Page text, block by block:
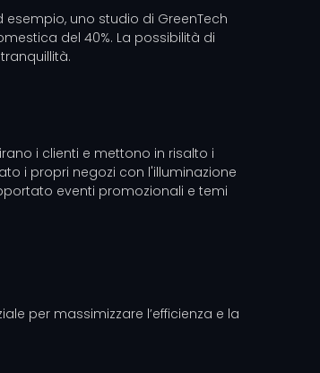
uno studio di GreenTech
del 40%. La possibilità di
i clienti e mettono in risalto i
i propri negozi con l'illuminazione
eventi promozionali e temi
per massimizzare l’efficienza e la